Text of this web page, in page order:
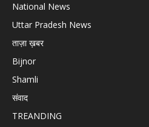
National News
Uttar Pradesh News
ताज़ा ख़बर
Bijnor
Shamli
संवाद
TREANDING